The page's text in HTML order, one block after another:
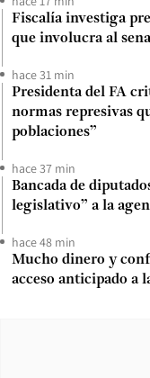
Fiscalía investiga
que involucra al
hace 31 min
Presidenta del FA
normas represivas
poblaciones”
hace 37 min
Bancada de
legislativo” a la
hace 48 min
Mucho dinero y
acceso anticipado a